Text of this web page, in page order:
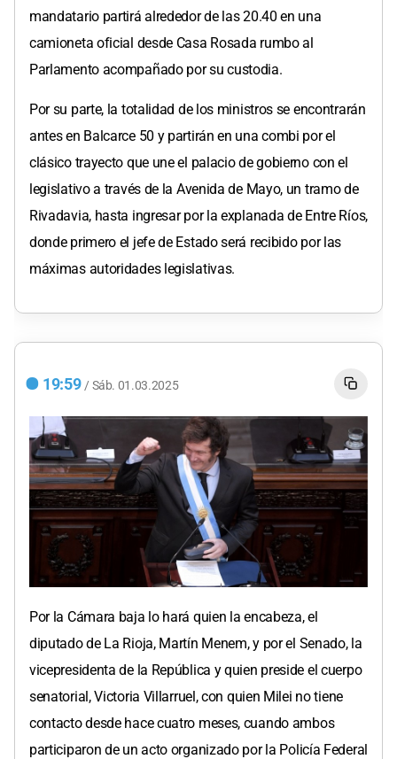
mandatario partirá alrededor de las 20.40 en una
camioneta oficial desde Casa Rosada rumbo al
Parlamento acompañado por su custodia.
Por su parte, la totalidad de los ministros se encontrarán
antes en Balcarce 50 y partirán en una combi por el
clásico trayecto que une el palacio de gobierno con el
legislativo a través de la Avenida de Mayo, un tramo de
Rivadavia, hasta ingresar por la explanada de Entre Ríos,
donde primero el jefe de Estado será recibido por las
máximas autoridades legislativas.
19:59 / Sáb. 01.03.2025
Por la Cámara baja lo hará quien la encabeza, el
diputado de La Rioja, Martín Menem, y por el Senado, la
vicepresidenta de la República y quien preside el cuerpo
senatorial, Victoria Villarruel, con quien Milei no tiene
contacto desde hace cuatro meses, cuando ambos
participaron de un acto organizado por la Policía Federal